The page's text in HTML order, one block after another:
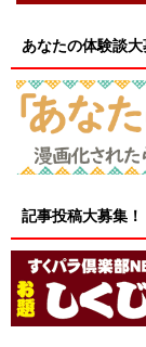
あなたの体験談大
記事投稿大募集！